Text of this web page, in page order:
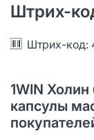
Штрих-
Штрих-код:
1WIN
капсулы